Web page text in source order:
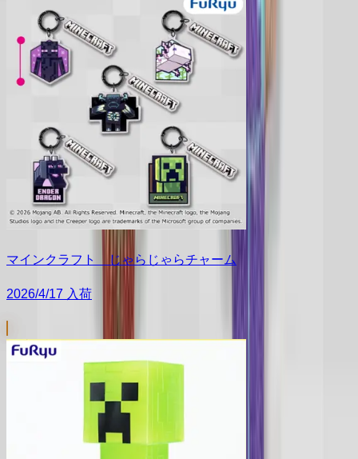
マインクラフト じゃらじゃらチャーム
2026/4/17 入荷